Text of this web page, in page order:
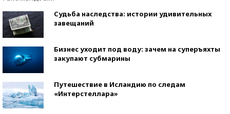
Судьба наследства: истории удивительных
завещаний
Бизнес уходит под воду: зачем на суперъяхты
закупают субмарины
Путешествие в Исландию по следам
«Интерстеллара»